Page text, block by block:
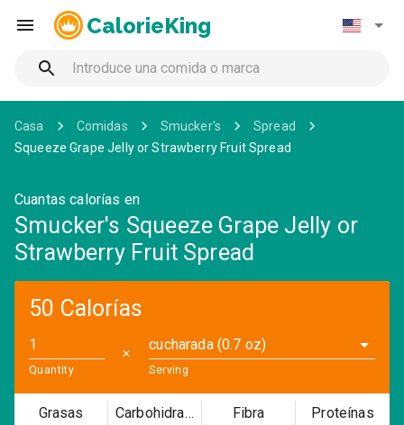
CalorieKing
Casa Comidas Smucker's
Spread
Squeeze Grape Jelly or Strawberry Fruit Spread
Cuantas calorías en
Smucker's Squeeze Grape Jelly or
Strawberry Fruit Spread
50 Calorías
Quantity
✕
cucharada (0.7 oz)
Serving
Grasas Carbohidratos Fibra Proteínas